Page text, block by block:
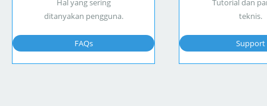
Hal yang sering
ditanyakan pengguna.
FAQs
Tutorial dan
teknis.
Support